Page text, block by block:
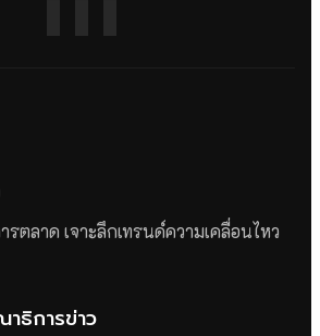
ตลาด เจาะลึกเทรนด์ความเคลื่อนไหว
ธิการข่าว